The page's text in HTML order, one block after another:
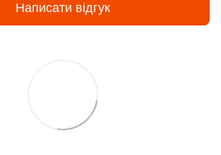
Написати відгук